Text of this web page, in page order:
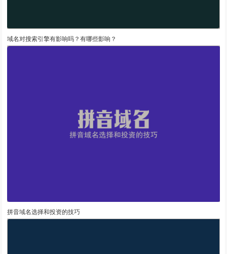
域名对搜索引擎有影响吗？有哪些影响？
拼音域名选择和投资的技巧